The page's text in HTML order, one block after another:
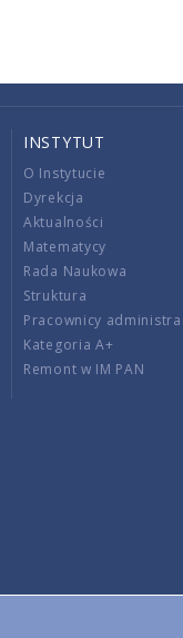
INSTYTUT
O Instytucie
Dyrekcja
Aktualności
Matematycy
Rada Naukowa
Struktura
Pracownicy
Kategoria A+
Remont w IM PAN